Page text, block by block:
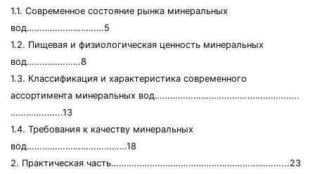
1.1. Современное состояние рынка минеральных
вод…………………………5
1.2. Пищевая и физиологическая ценность минеральных
вод…………………8
1.3. Классификация и характеристика современного
ассортимента минеральных вод………………………………………………..
…………..…...13
1.4. Требования к качеству минеральных
вод…………………………………18
2. Практическая часть…………………………………………………………...23